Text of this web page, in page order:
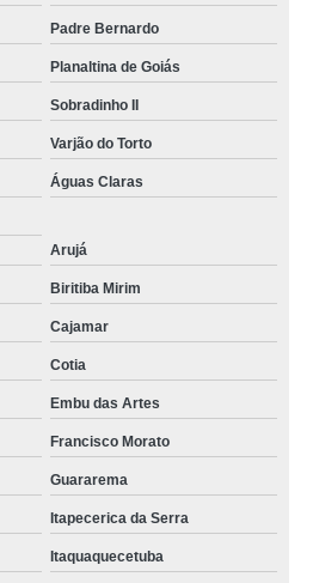
decantação Itaboraí
Nova
Entorno de Brasília
comprar Uberlândia
Mansa
função Mairiporã
Padre Bernardo
Planaltina de Goiás
Sobradinho II
Varjão do Torto
Águas Claras
Arujá
Biritiba Mirim
Cajamar
Cotia
Embu das Artes
Francisco Morato
Guararema
Itapecerica da Serra
Itaquaquecetuba